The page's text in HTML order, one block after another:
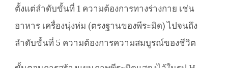
ตั้งแต่ลำดับขั้นที่ 1 ความต้องการทางร่างกาย เช่น
อาหาร เครื่องนุ่งห่ม (ตรงฐานของพีระมิด) ไปจนถึง
ลำดับขั้นที่ 5 ความต้องการความสมบูรณ์ของชีวิต